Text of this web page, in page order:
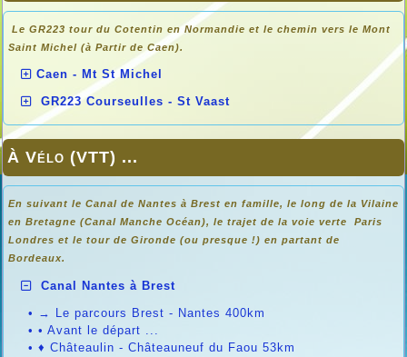
Le GR223 tour du Cotentin en Normandie et le chemin vers le Mont
Saint Michel (à Partir de Caen).
Caen - Mt St Michel
GR223 Courseulles - St Vaast
À Vélo (VTT) ...
En suivant le Canal de Nantes à Brest en famille, le long de la Vilaine
en Bretagne (Canal Manche Océan), le trajet de la voie verte Paris
Londres et le tour de Gironde (ou presque !) en partant de
Bordeaux.
Canal Nantes à Brest
• → Le parcours Brest - Nantes 400km
• • Avant le départ ...
• ♦ Châteaulin - Châteauneuf du Faou 53km